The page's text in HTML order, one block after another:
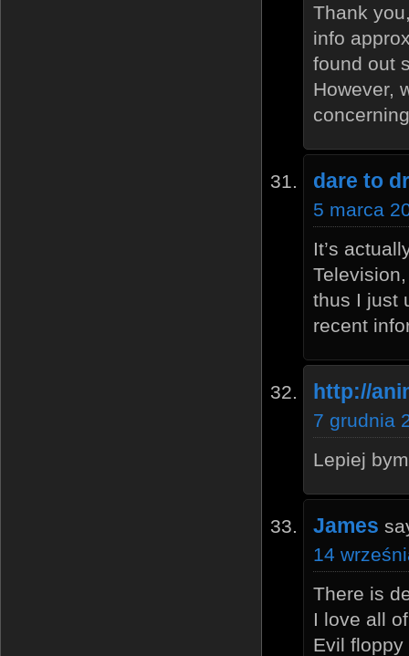
Thank
info
found out
However,
dare to
5 marca
It’s
Television,
thus I just
recent
http://
7 grudnia
Lepiej
James
14
There is
I love all
Evil